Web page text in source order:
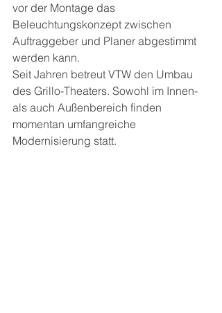
vor der Montage das
Beleuchtungskonzept zwischen
Auftraggeber und Planer abgestimmt
werden kann.
Seit Jahren betreut VTW den Umbau
des Grillo-Theaters. Sowohl im Innen-
als auch Außenbereich finden
momentan umfangreiche
Modernisierung statt.